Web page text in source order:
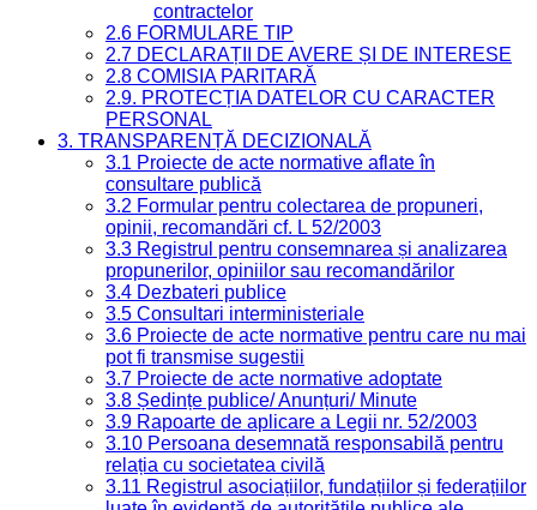
contractelor
2.6 FORMULARE TIP
2.7 DECLARAȚII DE AVERE ȘI DE INTERESE
2.8 COMISIA PARITARĂ
2.9. PROTECȚIA DATELOR CU CARACTER
PERSONAL
3. TRANSPARENȚĂ DECIZIONALĂ
3.1 Proiecte de acte normative aflate în
consultare publică
3.2 Formular pentru colectarea de propuneri,
opinii, recomandări cf. L 52/2003
3.3 Registrul pentru consemnarea și analizarea
propunerilor, opiniilor sau recomandărilor
3.4 Dezbateri publice
3.5 Consultari interministeriale
3.6 Proiecte de acte normative pentru care nu mai
pot fi transmise sugestii
3.7 Proiecte de acte normative adoptate
3.8 Ședințe publice/ Anunțuri/ Minute
3.9 Rapoarte de aplicare a Legii nr. 52/2003
3.10 Persoana desemnată responsabilă pentru
relația cu societatea civilă
3.11 Registrul asociațiilor, fundațiilor și federațiilor